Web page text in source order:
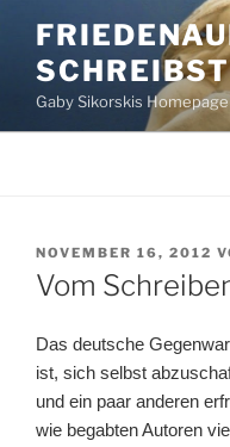
Inhalt
springen
Gaby Sikorskis Homepage
VERÖFFENTLICHT
AM
NOVEMBER 16, 2012
Vom
Das deutsche
ist, sich selbst
und ein paar anderen
wie begabten Autoren